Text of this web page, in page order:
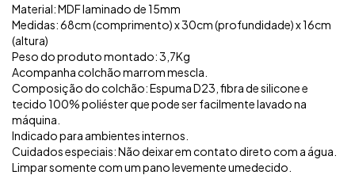
Material: MDF laminado de 15mm
Medidas: 68cm (comprimento) x 30cm (profundidade) x 16cm
(altura)
Peso do produto montado: 3,7Kg
Acompanha colchão marrom mescla.
Composição do colchão: Espuma D23, fibra de silicone e
tecido 100% poliéster que pode ser facilmente lavado na
máquina.
Indicado para ambientes internos.
Cuidados especiais: Não deixar em contato direto com a água.
Limpar somente com um pano levemente umedecido.